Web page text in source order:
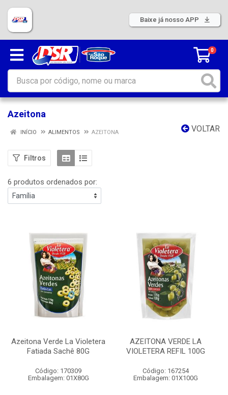
Baixe já nosso APP
0
Azeitona
VOLTAR
INÍCIO ALIMENTOS AZEITONA
Filtros
6 produtos ordenados por:
Azeitona Verde La Violetera
Fatiada Sachê 80G
Código: 170309
Embalagem: 01X80G
AZEITONA VERDE LA
VIOLETERA REFIL 100G
Código: 167254
Embalagem: 01X100G